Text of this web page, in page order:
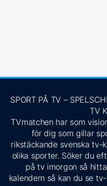
SPORT PÅ TV –
TV
TVmatchen har som
för dig som gillar
rikstäckande svenska tv-
olika sporter. Söker du
på tv imorgon så
kalendern så kan du se